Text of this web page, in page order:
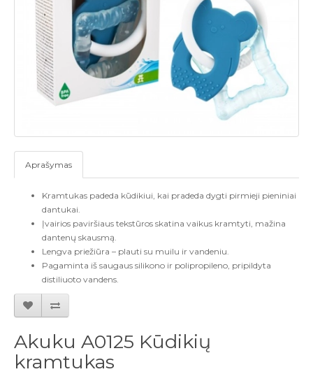
Aprašymas
Kramtukas padeda kūdikiui, kai pradeda dygti pirmieji pieniniai
dantukai.
Įvairios paviršiaus tekstūros skatina vaikus kramtyti, mažina
dantenų skausmą.
Lengva priežiūra – plauti su muilu ir vandeniu.
Pagaminta iš saugaus silikono ir polipropileno, pripildyta
distiliuoto vandens.
Akuku A0125 Kūdikių
kramtukas